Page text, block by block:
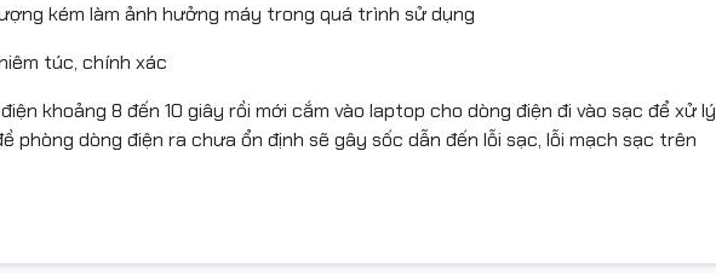
kém làm ảnh hưởng máy trong quá trình sử dụng
túc, chính xác
khoảng 8 đến 10 giây rồi mới cắm vào laptop cho dòng điện đi vào sạc để xử lý
phòng dòng điện ra chưa ổn định sẽ gây sốc dẫn đến lỗi sạc, lỗi mạch sạc trên